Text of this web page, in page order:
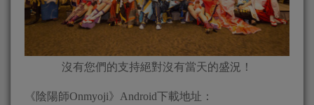
沒有您們的支持絕對沒有當天的盛況！
《陰陽師Onmyoji》Android下載地址：